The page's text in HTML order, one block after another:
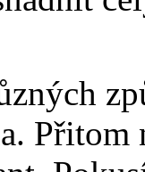
Přitom